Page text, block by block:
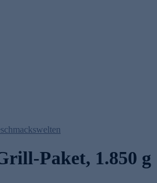
Paket, 1.850 g